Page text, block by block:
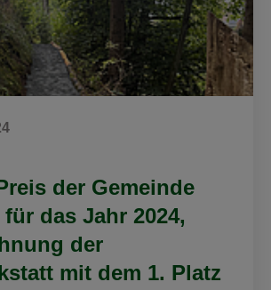
der Gemeinde
das Jahr 2024,
der
mit dem 1. Platz